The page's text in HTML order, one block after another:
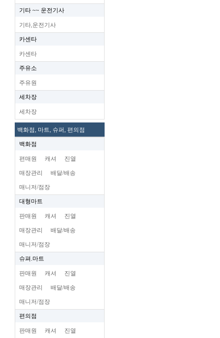
기타 ~~ 운전기사
기타,운전기사
카센타
카센타
주유소
주유원
세차장
세차장
백화점, 마트, 슈퍼, 편의점
백화점
편매원 캐셔 진열
매장관리 배달/배송
매니저/점장
대형마트
판매원 캐셔 진열
매장관리 배달/배송
매니저/점장
슈펴.마트
판매원 캐셔 진열
매장관리 배달/배송
매니저/점장
편의점
판매원 캐셔 진열